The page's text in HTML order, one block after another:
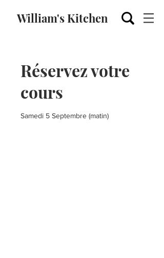
William's Kitchen
Réservez votre
cours
Samedi 5 Septembre (matin)